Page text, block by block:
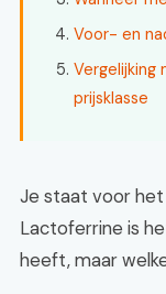
Voor- en
prijsklasse
Je staat voor
Lactoferrine is
heeft, maar